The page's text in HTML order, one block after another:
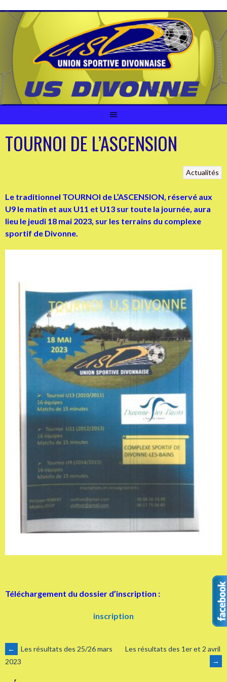
contenu
TOURNOI DE L’ASCENSION
Actualités
Le traditionnel TOURNOI de L’ASCENSION, réservé aux
U9 le matin et aux U11 et U13 sur toute la journée, aura
lieu le jeudi 18 mai 2023, sur les terrains du complexe
sportif de Divonne.
Téléchargement du dossier d’inscription :
inscription
NAVIGATION
←
Les résultats des 25/26 mars
2023
Les résultats des 1er et 2 avril
→